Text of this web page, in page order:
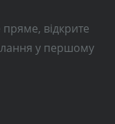
відкрите
у першому